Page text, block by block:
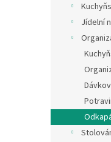
Jídelní